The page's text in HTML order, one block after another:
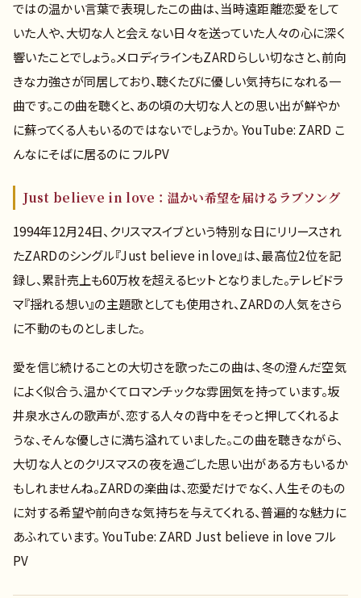
ではの温かい言葉で表現したこの曲は、当時遠距離恋愛をして
いた人や、大切な人と会えない日々を送っていた人々の心に深く
響いたことでしょう。メロディラインもZARDらしい切なさと、前向
きな力強さが同居しており、聴くたびに優しい気持ちになれる一
曲です。この曲を聴くと、あの頃の大切な人との思い出が鮮やか
に蘇ってくる人もいるのではないでしょうか。 YouTube: ZARD こ
んなにそばに居るのに フルPV
Just believe in love：温かい希望を届けるラブソング
1994年12月24日、クリスマスイブという特別な日にリリースされ
たZARDのシングル『Just believe in love』は、最高位2位を記
録し、累計売上も60万枚を超えるヒットとなりました。テレビドラ
マ『揺れる想い』の主題歌としても使用され、ZARDの人気をさら
に不動のものとしました。
愛を信じ続けることの大切さを歌ったこの曲は、冬の澄んだ空気
によく似合う、温かくてロマンチックな雰囲気を持っています。坂
井泉水さんの歌声が、恋する人々の背中をそっと押してくれるよ
うな、そんな優しさに満ち溢れていました。この曲を聴きながら、
大切な人とのクリスマスの夜を過ごした思い出がある方もいるか
もしれませんね。ZARDの楽曲は、恋愛だけでなく、人生そのもの
に対する希望や前向きな気持ちを与えてくれる、普遍的な魅力に
あふれています。 YouTube: ZARD Just believe in love フル
PV